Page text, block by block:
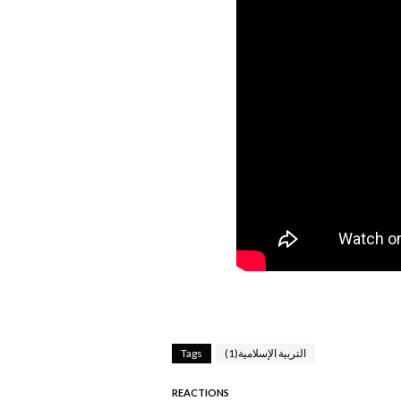
Tags التربية الإسلامية(1)
REACTIONS